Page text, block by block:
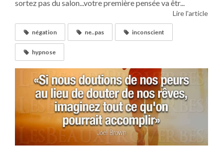
sortez pas du salon...votre première pensée va êtr...
Lire l'article
négation ne..pas inconscient
hypnose